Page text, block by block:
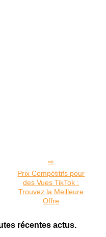
Prix Compétitifs pour
des Vues TikTok :
Trouvez la Meilleure
Offre
récentes actus.